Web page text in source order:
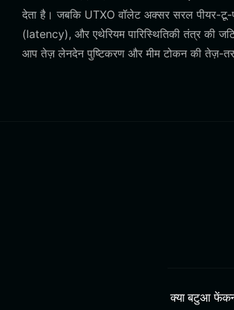
देता है। जबकि UTXO वॉलेट अक्सर सरल पीयर-टू-
(latency), और एथेरियम पारिस्थितिकी तंत्र की
आप तेज़ लेनदेन पुष्टिकरण और मीम टोकन की तेज़-
क्या बटुआ